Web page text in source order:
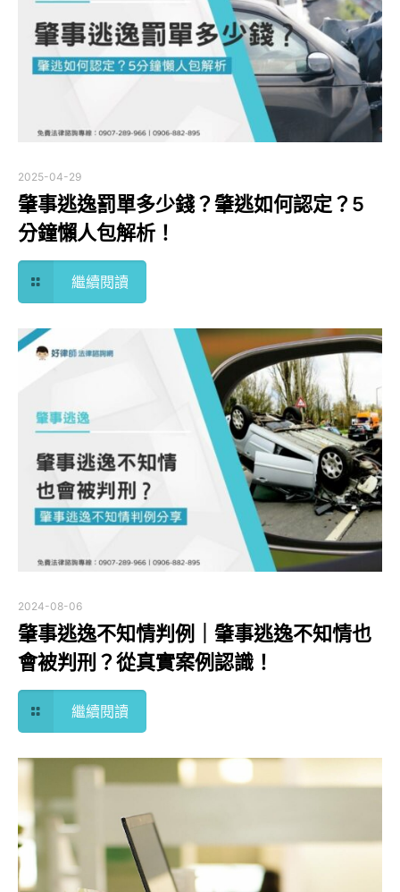
2025-04-29
肇事逃逸罰單多少錢？肇逃如何認定？5
分鐘懶人包解析！
繼續閱讀
2024-08-06
肇事逃逸不知情判例｜肇事逃逸不知情也
會被判刑？從真實案例認識！
繼續閱讀